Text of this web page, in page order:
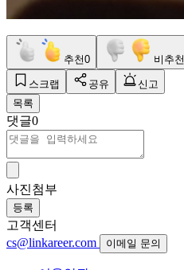
추천0 비추천
스크랩 공유
신고
목록
댓글0
사진첨부
등록
고객센터
cs@linkareer.com
이메일 문의